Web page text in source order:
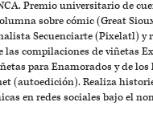
Premio universitario de
sobre cómic (Great
Secuenciarte (Pixelatl) y
las compilaciones de viñetas
para Enamorados y de
(autoedición). Realiza
en redes sociales bajo el